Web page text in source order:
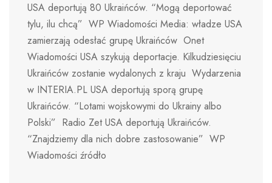
USA deportują 80 Ukraińców. “Mogą deportować
tylu, ilu chcą” WP Wiadomości Media: władze USA
zamierzają odesłać grupę Ukraińców Onet
Wiadomości USA szykują deportacje. Kilkudziesięciu
Ukraińców zostanie wydalonych z kraju Wydarzenia
w INTERIA.PL USA deportują sporą grupę
Ukraińców. “Lotami wojskowymi do Ukrainy albo
Polski” Radio Zet USA deportują Ukraińców.
“Znajdziemy dla nich dobre zastosowanie” WP
Wiadomości źródło